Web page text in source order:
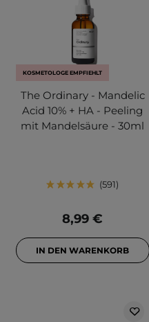
KOSMETOLOGE EMPFIEHLT
The Ordinary - Mandelic
Acid 10% + HA - Peeling
mit Mandelsäure - 30ml
591
8,99 €
IN DEN WARENKORB